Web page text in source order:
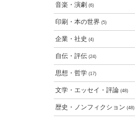
音楽・演劇 (6)
印刷・本の世界 (5)
企業・社史 (4)
自伝・評伝 (24)
思想・哲学 (17)
文学・エッセイ・評論 (48)
歴史・ノンフィクション (48)